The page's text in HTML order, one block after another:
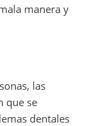
manera y
las
que se
dentales